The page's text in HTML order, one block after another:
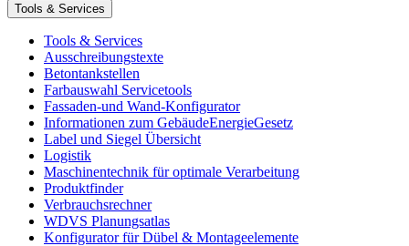
Tools & Services
Tools & Services
Ausschreibungstexte
Betontankstellen
Farbauswahl Servicetools
Fassaden-und Wand-Konfigurator
Informationen zum GebäudeEnergieGesetz
Label und Siegel Übersicht
Logistik
Maschinentechnik für optimale Verarbeitung
Produktfinder
Verbrauchsrechner
WDVS Planungsatlas
Konfigurator für Dübel & Montageelemente